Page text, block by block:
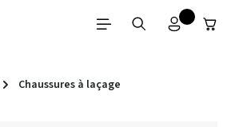
Chaussures à laçage